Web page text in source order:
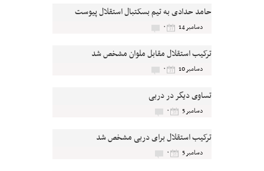
حامد حدادی به تیم بسکتبال استقلال پیوست
دسامبر 14 ۰
ترکیب استقلال مقابل ملوان مشخص شد
دسامبر 10 ۰
تساوی دیگر در دربی
دسامبر 5 ۰
ترکیب استقلال برای دربی مشخص شد
دسامبر 5 ۰